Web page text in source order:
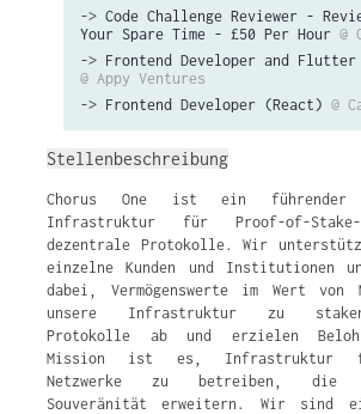
-> Code Challenge Reviewer -
Your Spare Time - £50 Per Hour @
-> Frontend Developer and Flutter
@ Appy Ventures
-> Frontend Developer (React) @
Stellenbeschreibung
Chorus One ist ein führender
Infrastruktur für Proof-of-Stake-
dezentrale Protokolle. Wir
einzelne Kunden und Institutionen
dabei, Vermögenswerte im Wert
unsere Infrastruktur zu
Protokolle ab und erzielen
Mission ist es, Infrastruktur
Netzwerke zu betreiben, die
Souveränität erweitern. Wir sind